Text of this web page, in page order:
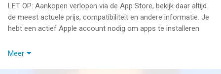
LET OP: Aankopen verlopen via de App Store, bekijk daar altijd
de meest actuele prijs, compatibiliteit en andere informatie. Je
hebt een actief Apple account nodig om apps te installeren.
Tower of Fortune 4 is a role-playing game. You play as a hero
Meer